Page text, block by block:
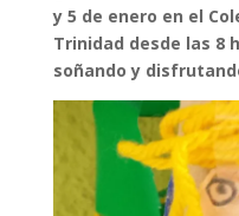
y 5 de enero en el
Trinidad desde las 8
soñando y